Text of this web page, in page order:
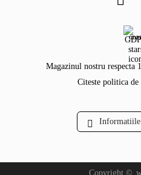
Magazinul nostru respecta
Citeste politica
Informatiile
Copyright ©